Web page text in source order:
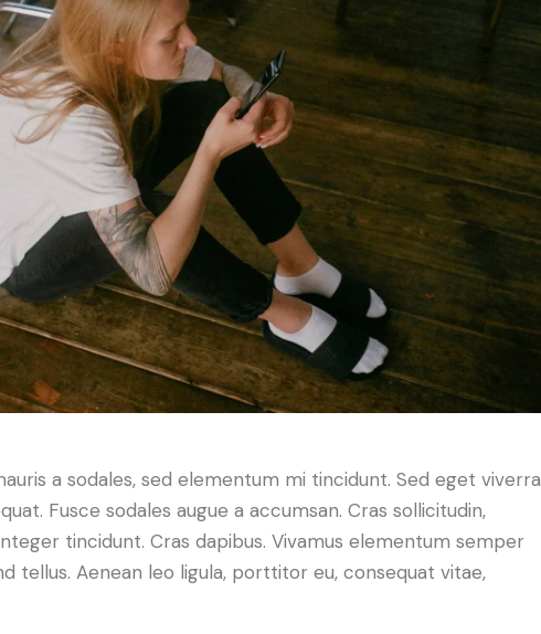
a sodales, sed elementum mi tincidunt. Sed eget viverra
Fusce sodales augue a accumsan. Cras sollicitudin,
tincidunt. Cras dapibus. Vivamus elementum semper
tellus. Aenean leo ligula, porttitor eu, consequat vitae,